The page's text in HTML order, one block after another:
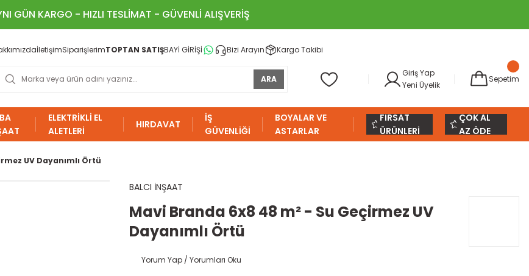
GÜN KARGO - HIZLI TESLİMAT - GÜVENLİ ALIŞVERİŞ
İletişimSiparişlerimTOPTAN SATIŞBAYİ GİRİŞİ Bizi Arayın Kargo Takibi
ARA
Giriş Yap
Yeni Üyelik
Sepetim
ELEKTRİKLİ EL
ALETLERİ
HIRDAVAT
İŞ
GÜVENLİĞİ
BOYALAR VE
ASTARLAR
FIRSAT
ÜRÜNLERİ
ÇOK AL
AZ ÖDE
UV Dayanımlı Örtü
BALCI İNŞAAT
Mavi Branda 6x8 48 m² - Su Geçirmez UV
Dayanımlı Örtü
Yorum Yap / Yorumları Oku